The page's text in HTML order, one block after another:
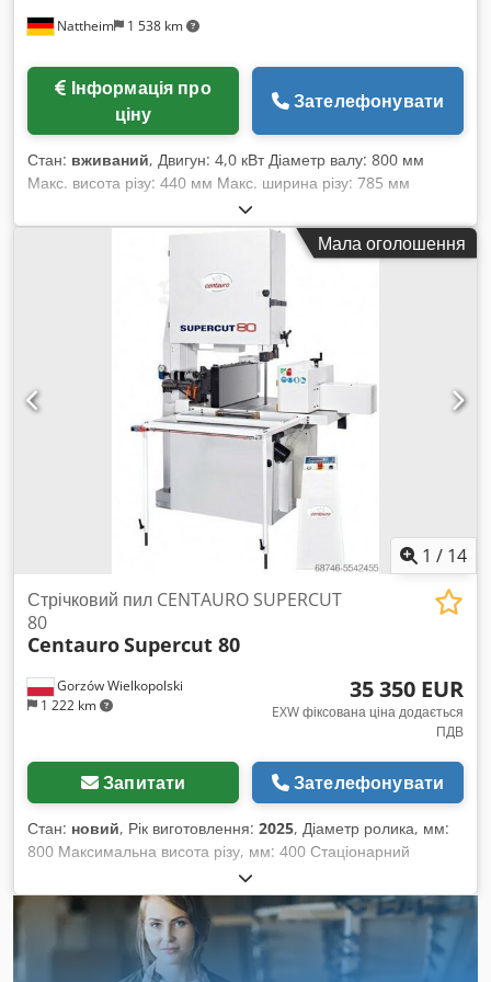
Nattheim 1 538 km
ціну
Зателефонувати
Стан: вживаний, Двигун: 4,0 кВт Діаметр валу: 800 мм
Макс. висота різу: 440 мм Макс. ширина різу: 785 мм
Висота столу: 970 мм Розміри столу: 1170 x 800 мм Ширина
полотна: 40 x 7/10 мм Довжина полотна: 5630 мм Діаметр
витяжки: 120 мм Габарити: 1625 x 940 x 2516 мм Вага: 650
кг Місце зберігання: Наттгайм Codpfx Aowayzbemkorf
Мала оголошення
1 / 14
Gorzów Wielkopolski
1 222 km
Стрічковий пил CENTAURO SUPERCUT
80
CentauroSupercut 80
35 350 EUR
EXW фіксована ціна додається
ПДВ
Запитати Зателефонувати
Стан: новий, Рік виготовлення: 2025, Діаметр ролика, мм:
800 Максимальна висота різу, мм: 400 Стаціонарний
робочий стіл, мм: 1290 x 800 Максимальна ширина
пильного полотна, мм: 54 x 0,9 Максимальна та мінімальна
довжина полотна, мм: 5530 / 5380 Потужність двигуна, кВт:
15 (20 к.с.) Кількість відсмоктувальних кожухів: 2 шт. Ø 120, 1
шт. Ø 100 Споживання стисненого повітря (гальмування